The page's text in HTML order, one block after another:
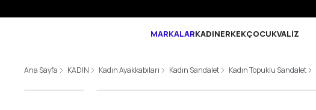
MARKALARKADINERKEKÇOCUKVALİZ
Ana Sayfa KADIN Kadın Ayakkabıları Kadın Sandalet Kadın Topuklu Sandalet